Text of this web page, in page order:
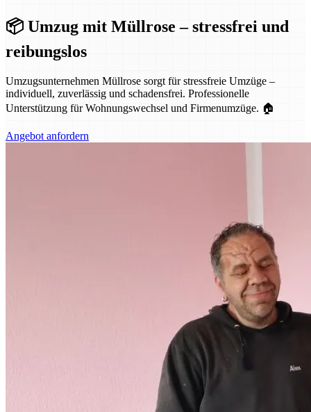
📦 Umzug mit Müllrose – stressfrei und
reibungslos
Umzugsunternehmen Müllrose sorgt für stressfreie Umzüge –
individuell, zuverlässig und schadensfrei. Professionelle
Unterstützung für Wohnungswechsel und Firmenumzüge. 🏠
Angebot anfordern